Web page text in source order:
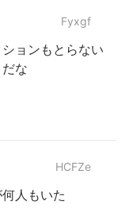
Fyxgf
ョンもとらない
な
HCFZe
人もいた